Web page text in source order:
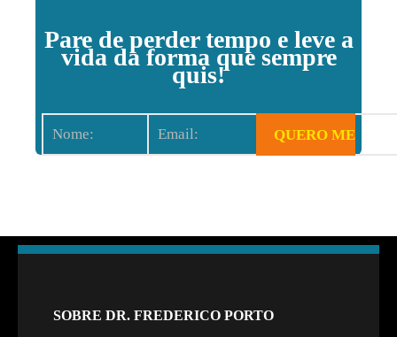
Pare de perder tempo e leve a
vida da forma que sempre
quis!
SOBRE DR. FREDERICO PORTO